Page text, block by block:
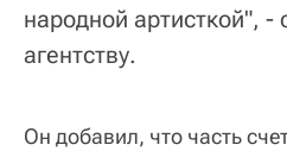
народной артисткой",
агентству.
Он добавил, что часть